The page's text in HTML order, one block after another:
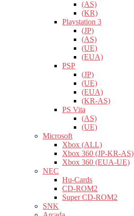
(AS)
(KR)
Playstation 3
(JP)
(AS)
(UE)
(EUA)
PSP
(JP)
(UE)
(EUA)
(KR-AS)
PS Vita
(AS)
(UE)
Microsoft
Xbox (ALL)
Xbox 360 (JP-KR-AS)
Xbox 360 (EUA-UE)
NEC
Hu-Cards
CD-ROM2
Super CD-ROM2
SNK